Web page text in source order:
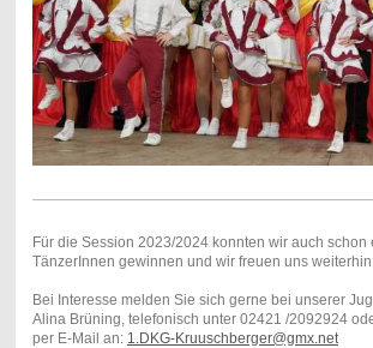
Für die Session 2023/2024 konnten wir auch schon
TänzerInnen gewinnen und wir freuen uns
Bei Interesse melden Sie sich gerne bei unserer
Alina Brüning, telefonisch unter 02421 /2092924
per E-Mail an: 1.DKG-Kruuschberger@gmx.net